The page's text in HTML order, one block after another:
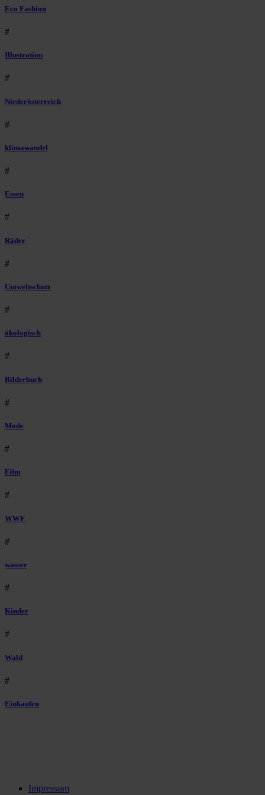
Eco Fashion
#
Illustration
#
Niederösterreich
#
klimawandel
#
Essen
#
Räder
#
Umweltschutz
#
ökologisch
#
Bilderbuch
#
Mode
#
Film
#
WWF
#
wasser
#
Kinder
#
Wald
#
Einkaufen
Impressum